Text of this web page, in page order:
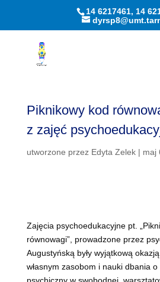
Otwórz pasek narzędzi
14 6217461, 14
Piknikowy kod
z zajęć
utworzone przez Edyta Zelek| maj
Zajęcia psychoedukacyjne pt.
równowagi”, prowadzone przez
Augustyńską były wyjątkową
własnym zasobom i nauki dbania